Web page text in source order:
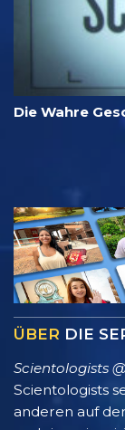
Die Wahre
ÜBER DIE
Scientologists
Scientologists
anderen auf